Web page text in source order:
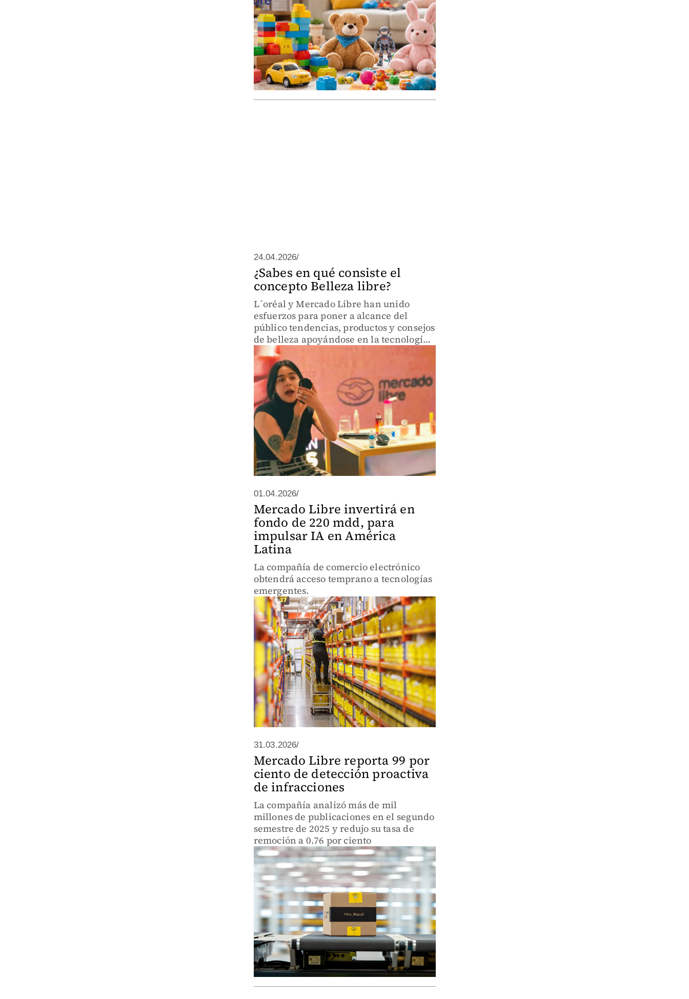
24.04.2026/
¿Sabes en qué consiste el
concepto Belleza libre?
L´oréal y Mercado Libre han unido
esfuerzos para poner a alcance del
público tendencias, productos y consejos
de belleza apoyándose en la tecnología,
explicó Basheva Herrera, Senior
Marketing &amp; Media Executive de L
´oréal
01.04.2026/
Mercado Libre invertirá en
fondo de 220 mdd, para
impulsar IA en América
Latina
La compañía de comercio electrónico
obtendrá acceso temprano a tecnologías
emergentes.
31.03.2026/
Mercado Libre reporta 99 por
ciento de detección proactiva
de infracciones
La compañía analizó más de mil
millones de publicaciones en el segundo
semestre de 2025 y redujo su tasa de
remoción a 0.76 por ciento